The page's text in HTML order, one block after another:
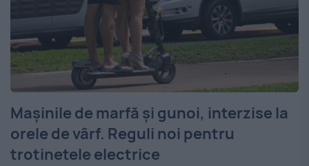
Mașinile de marfă și gunoi, interzise la
orele de vârf. Reguli noi pentru
trotinetele electrice